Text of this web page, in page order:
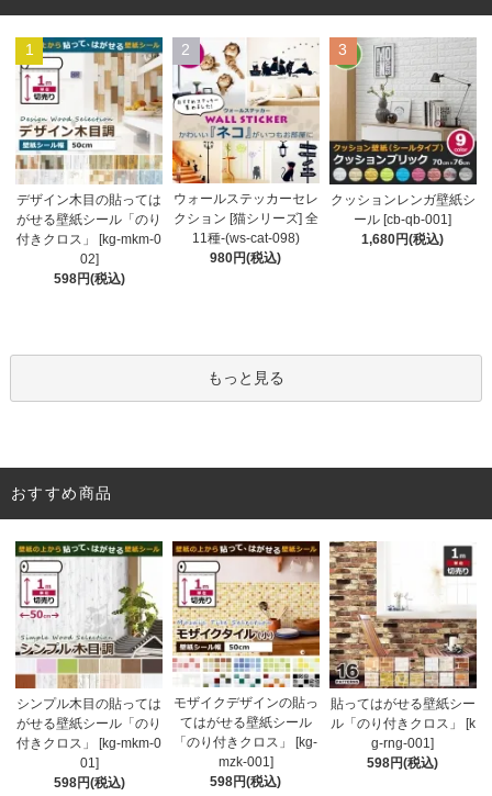
1
デザイン木目の貼っては
がせる壁紙シール「のり
付きクロス」 [kg-mkm-0
02]
598円(税込)
2
ウォールステッカーセレ
クション [猫シリーズ] 全
11種-(ws-cat-098)
980円(税込)
3
クッションレンガ壁紙シ
ール [cb-qb-001]
1,680円(税込)
もっと見る
おすすめ商品
シンプル木目の貼っては
がせる壁紙シール「のり
付きクロス」 [kg-mkm-0
01]
598円(税込)
モザイクデザインの貼っ
てはがせる壁紙シール
「のり付きクロス」 [kg-
mzk-001]
598円(税込)
貼ってはがせる壁紙シー
ル「のり付きクロス」 [k
g-rng-001]
598円(税込)